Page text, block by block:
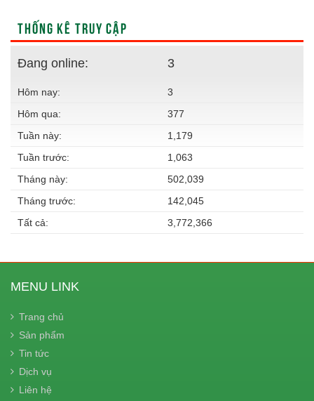
THỐNG KÊ TRUY CẬP
Đang online: 3
Hôm nay:
3
Hôm qua:
377
Tuần này:
1,179
Tuần trước:
1,063
Tháng này:
502,039
Tháng trước:
142,045
Tất cả:
3,772,366
MENU LINK
Trang chủ
Sản phẩm
Tin tức
Dịch vụ
Liên hệ